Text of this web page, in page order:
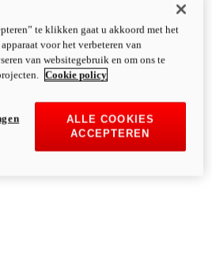
te klikken gaat u akkoord met het
voor het verbeteren van
van websitegebruik en om ons te
Cookie policy
ALLE COOKIES
ACCEPTEREN